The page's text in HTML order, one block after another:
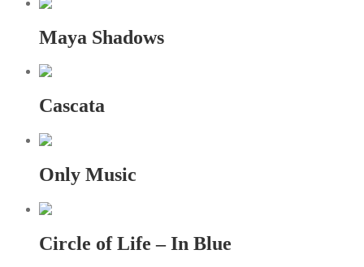
Maya Shadows
Cascata
Only Music
Circle of Life – In Blue